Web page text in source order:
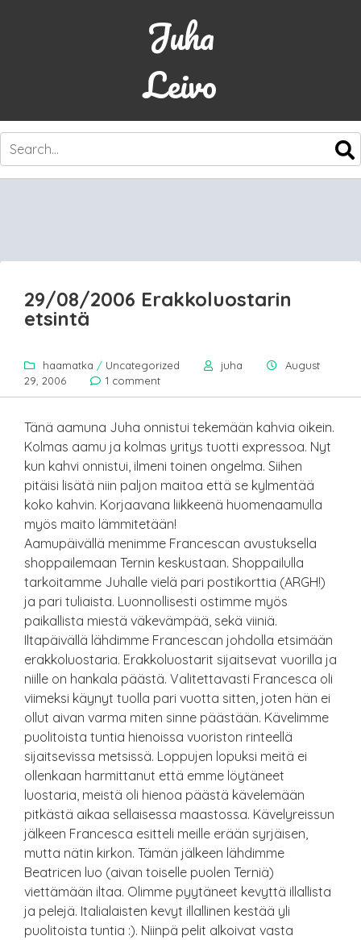
Juha
Leivo
SKIP
CONTENT
29/08/2006 Erakkoluostarin
etsintä
haamatka / Uncategorized juha
August
29, 2006
1 comment
Tänä aamuna Juha onnistui tekemään kahvia oikein.
Kolmas aamu ja kolmas yritys tuotti expressoa. Nyt
kun kahvi onnistui, ilmeni toinen ongelma. Siihen
pitäisi lisätä niin paljon maitoa että se kylmentää
koko kahvin. Korjaavana liikkeenä huomenaamulla
myös maito lämmitetään!
Aamupäivällä menimme Francescan avustuksella
shoppailemaan Ternin keskustaan. Shoppailulla
tarkoitamme Juhalle vielä pari postikorttia (ARGH!)
ja pari tuliaista. Luonnollisesti ostimme myös
paikallista miestä väkevämpää, sekä viiniä.
Iltapäivällä lähdimme Francescan johdolla etsimään
erakkoluostaria. Erakkoluostarit sijaitsevat vuorilla ja
niille on hankala päästä. Valitettavasti Francesca oli
viimeksi käynyt tuolla pari vuotta sitten, joten hän ei
ollut aivan varma miten sinne päästään. Kävelimme
puolitoista tuntia hienoissa vuoriston rinteellä
sijaitsevissa metsissä. Loppujen lopuksi meitä ei
ollenkaan harmittanut että emme löytäneet
luostaria, meistä oli hienoa päästä kävelemään
pitkästä aikaa sellaisessa maastossa. Kävelyreissun
jälkeen Francesca esitteli meille erään syrjäisen,
mutta nätin kirkon. Tämän jälkeen lähdimme
Beatricen luo (aivan toiselle puolen Terniä)
viettämään iltaa. Olimme pyytäneet kevyttä illallista
ja pelejä. Italialaisten kevyt illallinen kestää yli
puolitoista tuntia :). Niinpä pelit alkoivat vasta